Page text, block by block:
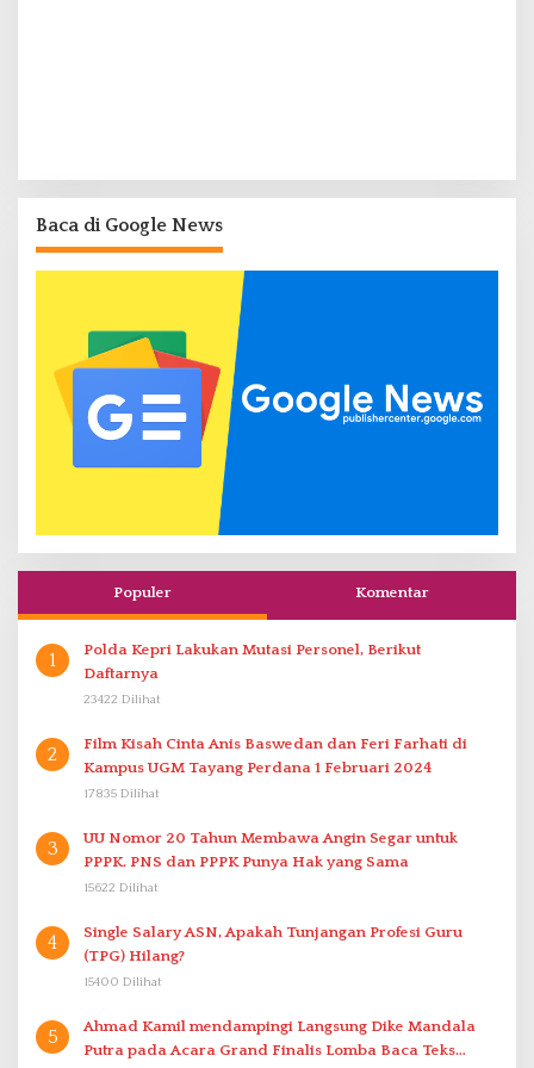
Baca di Google News
Populer Komentar
1
Polda Kepri Lakukan Mutasi Personel, Berikut
Daftarnya
23422 Dilihat
2
Film Kisah Cinta Anis Baswedan dan Feri Farhati di
Kampus UGM Tayang Perdana 1 Februari 2024
17835 Dilihat
3
UU Nomor 20 Tahun Membawa Angin Segar untuk
PPPK. PNS dan PPPK Punya Hak yang Sama
15622 Dilihat
4
Single Salary ASN, Apakah Tunjangan Profesi Guru
(TPG) Hilang?
15400 Dilihat
5
Ahmad Kamil mendampingi Langsung Dike Mandala
Putra pada Acara Grand Finalis Lomba Baca Teks